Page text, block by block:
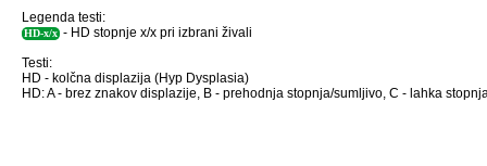
Legenda testi:
HD-x/x - HD stopnje x/x pri izbrani živali
Testi:
HD - kolčna displazija (Hyp Dysplasia)
HD: A - brez znakov displazije, B - prehodnja stopnja/sumljivo, C - lahka